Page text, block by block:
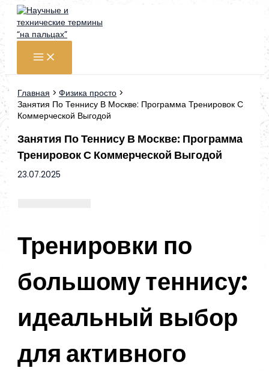
Перейти
содержимому
Главная
Физика просто
Занятия По Теннису В Москве: Программа Тренировок С
Коммерческой Выгодой
Занятия По Теннису В Москве: Программа
Тренировок С Коммерческой Выгодой
23.07.2025
Тренировки по
большому теннису:
идеальный выбор
для активного